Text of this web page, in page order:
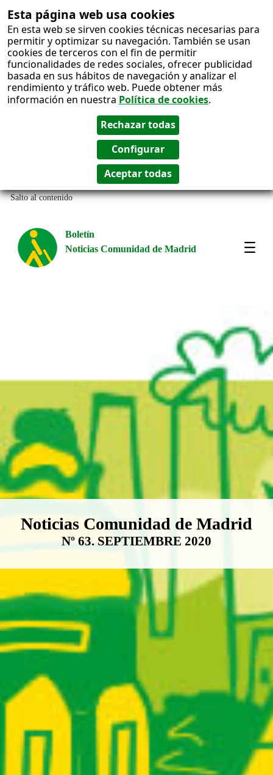
Esta página web usa cookies
En esta web se sirven cookies técnicas necesarias para
permitir y optimizar su navegación. También se usan
cookies de terceros con el fin de permitir
funcionalidades de redes sociales, ofrecer publicidad
basada en sus hábitos de navegación y analizar el
rendimiento y tráfico web. Puede obtener más
información en nuestra Política de cookies.
Salto al contenido
Boletín
Noticias Comunidad de Madrid
Boletín Noticias Comunidad de
Noticias Comunidad de Madrid
Nº 63. SEPTIEMBRE 2020